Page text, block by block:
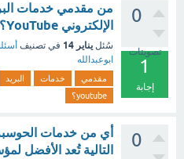
0
تصويتات
1
إجابة
من مقدمي خدمات
الإلكتروني YouTube؟ - مع الشرح
سُئل يناير 14 في تصنيف
ابوعبدالله
مقدمي خدمات البريد
youtube؟
0
أي من خدمات
التالية تُعد الأفضل